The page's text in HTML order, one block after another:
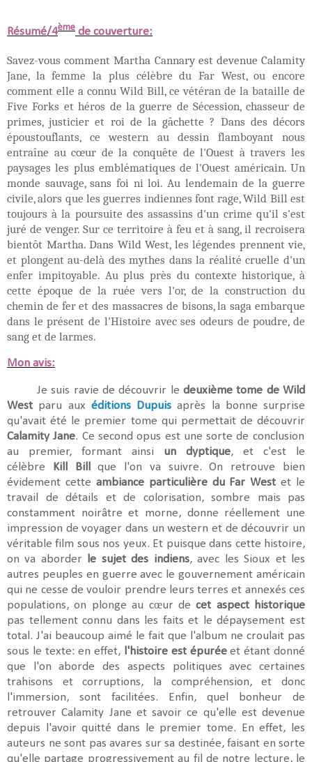
Résumé/4ème de couverture:
Savez-vous comment Martha Cannary est devenue Calamity
Jane, la femme la plus célèbre du Far West, ou encore
comment elle a connu Wild Bill, ce vétéran de la bataille de
Five Forks et héros de la guerre de Sécession, chasseur de
primes, justicier et roi de la gâchette ? Dans des décors
époustouflants, ce western au dessin flamboyant nous
entraîne au cœur de la conquête de l'Ouest à travers les
paysages les plus emblématiques de l'Ouest américain. Un
monde sauvage, sans foi ni loi. Au lendemain de la guerre
civile, alors que les guerres indiennes font rage, Wild Bill est
toujours à la poursuite des assassins d'un crime qu'il s'est
juré de venger. Sur ce territoire à feu et à sang, il recroisera
bientôt Martha. Dans Wild West, les légendes prennent vie,
et plongent au-delà des mythes dans la réalité cruelle d'un
enfer impitoyable. Au plus près du contexte historique, à
cette époque de la ruée vers l'or, de la construction du
chemin de fer et des massacres de bisons, la saga embarque
dans le présent de l'Histoire avec ses odeurs de poudre, de
sang et de larmes.
Mon avis:
Je suis ravie de découvrir le deuxième tome de Wild
West paru aux éditions Dupuis après la bonne surprise
qu'avait été le premier tome qui permettait de découvrir
Calamity Jane. Ce second opus est une sorte de conclusion
au premier, formant ainsi un dyptique, et c'est le
célèbre Kill Billque l'on va suivre. On retrouve bien
évidement cette ambiance particulière du Far West et le
travail de détails et de colorisation, sombre mais pas
constamment noirâtre et morne, donne réellement une
impression de voyager dans un western et de découvrir un
véritable film sous nos yeux. Et puisque dans cette histoire,
on va aborder le sujet des indiens, avec les Sioux et les
autres peuples en guerre avec le gouvernement américain
qui ne cesse de vouloir prendre leurs terres et annexés ces
populations, on plonge au cœur de cet aspect historique
pas tellement connu dans les faits et le dépaysement est
total. J'ai beaucoup aimé le fait que l'album ne croulait pas
sous le texte: en effet, l'histoire est épuréeet étant donné
que l'on aborde des aspects politiques avec certaines
trahisons et corruptions, la compréhension, et donc
l'immersion, sont facilitées. Enfin, quel bonheur de
retrouver Calamity Jane et savoir ce qu'elle est devenue
depuis l'avoir quitté dans le premier tome. En effet, les
auteurs ne sont pas avares sur sa destinée, faisant en sorte
qu'elle partage progressivement au fil de notre lecture, le